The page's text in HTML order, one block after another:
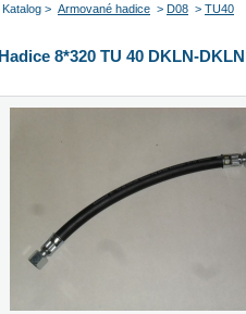
Katalog > Armované hadice > D08 > TU40
Hadice 8*320 TU 40 DKLN-